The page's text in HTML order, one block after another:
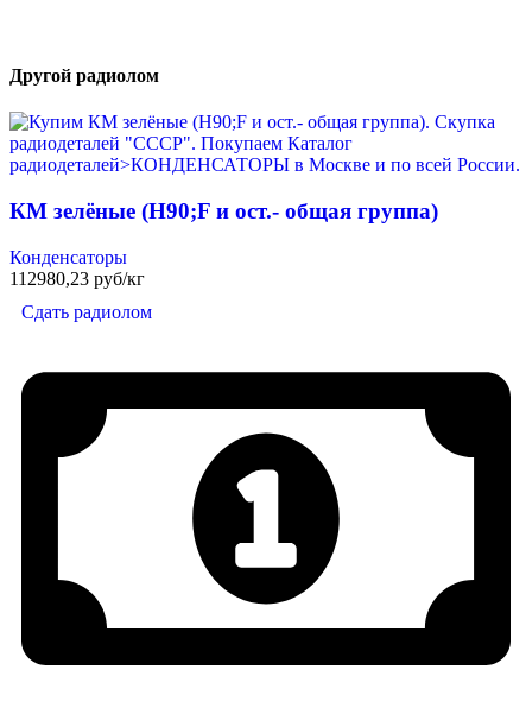
Другой радиолом
КМ зелёные (H90;F и ост.- общая группа)
Конденсаторы
112980,23 руб/кг
Сдать радиолом